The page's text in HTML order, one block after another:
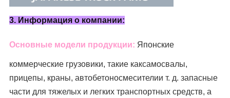
3. Информация о компании:
Основные модели продукции: Японские
коммерческие грузовики, такие каксамосвалы,
прицепы, краны, автобетоносмесителии т. д. запасные
части для тяжелых и легких транспортных средств, а